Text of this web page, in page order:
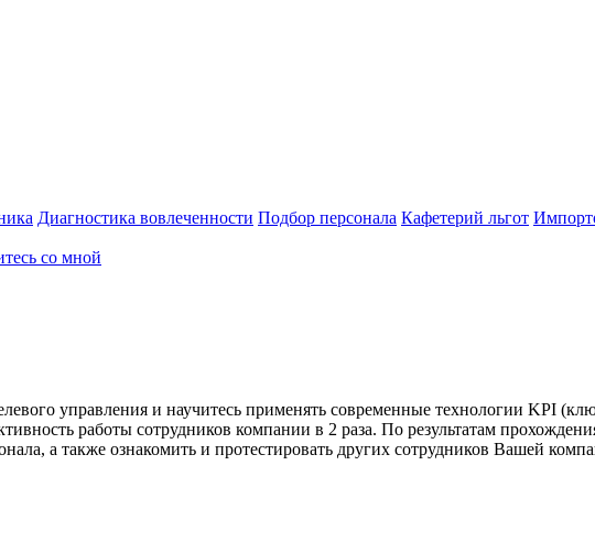
Диагностика вовлеченности Подбор персонала Кафетерий льгот
со мной
управления и научитесь применять современные технологии KPI
работы сотрудников компании в 2 раза. По результатам
а также ознакомить и протестировать других сотрудников Вашей